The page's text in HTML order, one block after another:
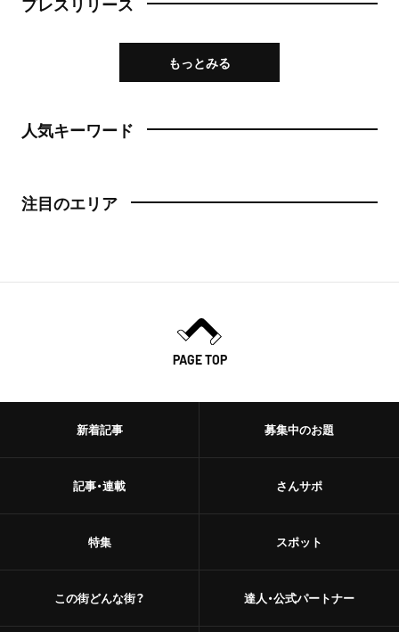
もっとみる
人気キーワード
注目のエリア
PAGE TOP
新着記事
記事・連載
特集
この街どんな街？
募集中のお題
さんサポ
スポット
達人・公式パートナー